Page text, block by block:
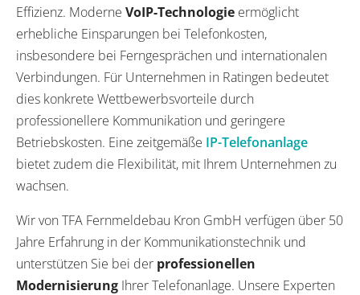
Effizienz. Moderne VoIP-Technologie ermöglicht
erhebliche Einsparungen bei Telefonkosten,
insbesondere bei Ferngesprächen und internationalen
Verbindungen. Für Unternehmen in Ratingen bedeutet
dies konkrete Wettbewerbsvorteile durch
professionellere Kommunikation und geringere
Betriebskosten. Eine zeitgemäße IP-Telefonanlage
bietet zudem die Flexibilität, mit Ihrem Unternehmen zu
wachsen.
Wir von TFA Fernmeldebau Kron GmbH verfügen über 50
Jahre Erfahrung in der Kommunikationstechnik und
unterstützen Sie bei der professionellen
Modernisierung Ihrer Telefonanlage. Unsere Experten